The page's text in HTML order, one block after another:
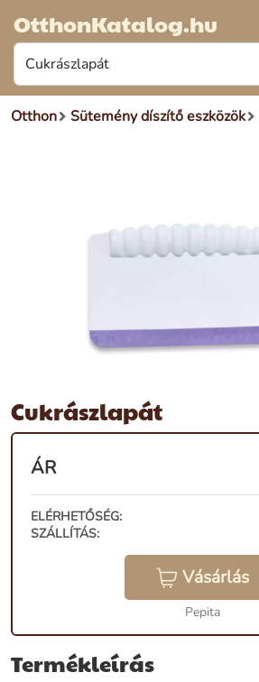
OtthonKatalog.hu
Otthon Sütemény díszítő eszközök
Cukrászlapát
ÁR
ELÉRHETŐSÉG:
SZÁLLÍTÁS:
Vásárlás
Pepita
Termékleírás